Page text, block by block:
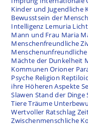
Kinder und Jugendliche
Bewusstsein der
Intelligenz Lemuria
Mann und Frau Maria
Menschenfreundliche
Mächte der Dunkelheit
Kommunen Orioner
Psyche Religion
ihre Höheren Aspekte
Slawen Stand der Dinge
TiereTräume
Wertvoller Ratschlag
Zwischenmenschliche